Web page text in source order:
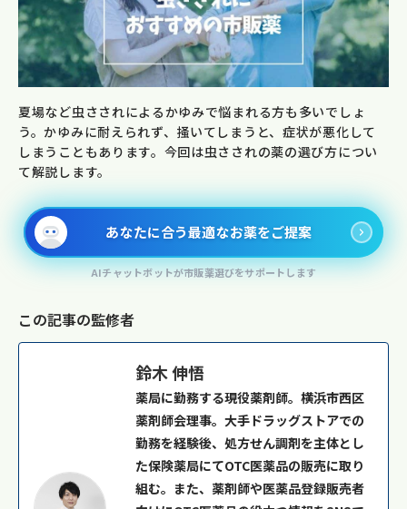
夏場など虫さされによるかゆみで悩まれる方も多いでしょ
う。かゆみに耐えられず、掻いてしまうと、症状が悪化して
しまうこともあります。今回は虫さされの薬の選び方につい
て解説します。
あなたに合う最適なお薬をご提案
AIチャットボットが市販薬選びをサポートします
この記事の監修者
鈴木 伸悟
薬局に勤務する現役薬剤師。横浜市西区
薬剤師会理事。大手ドラッグストアでの
勤務を経験後、処方せん調剤を主体とし
た保険薬局にてOTC医薬品の販売に取り
組む。また、薬剤師や医薬品登録販売者